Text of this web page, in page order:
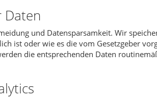
Daten
und Datensparsamkeit. Wir
ist oder wie es die vom Gesetzgeber
die entsprechenden Daten